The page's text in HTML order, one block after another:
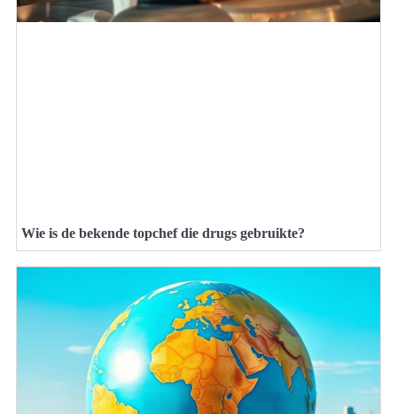
Wie is de bekende topchef die drugs gebruikte?